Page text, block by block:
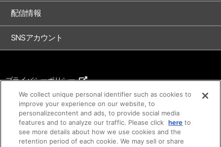
配信情報
SNSアカウント
プライバシーポリシー
ご利用条件
著作権について
アイデア等のご提案について
We collect unique personal identifier such as cookies to
improve your experience on our website, to
personalizecontent and ads, to provide social media
features and to analyze our traffic. Please click here to
see more details about how we use cookies and the
retention period of each cookie. We may sell or share